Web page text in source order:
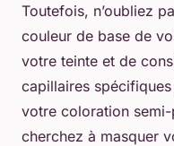
Toutefois, n’oubliez
couleur de base de
votre teinte et de
capillaires
votre coloration
cherchez à masquer